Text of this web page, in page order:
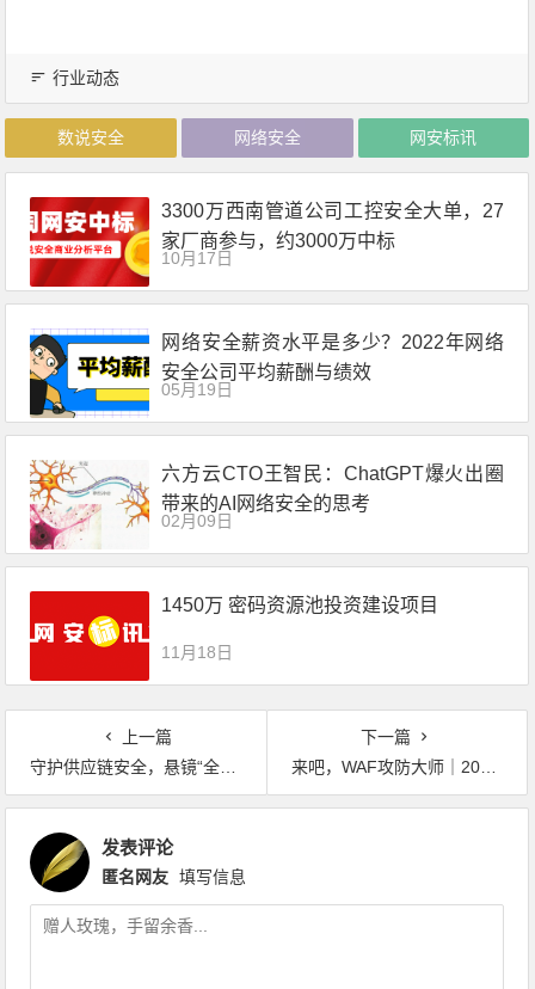
行业动态
数说安全 网络安全 网安标讯
3300万西南管道公司工控安全大单，27
家厂商参与，约3000万中标
10月17日
网络安全薪资水平是多少？2022年网络
安全公司平均薪酬与绩效
05月19日
六方云CTO王智民：ChatGPT爆火出圈
带来的AI网络安全的思考
02月09日
1450万 密码资源池投资建设项目
11月18日
上一篇
守护供应链安全，悬镜“全球首款企业级SCA技术”即将开源
下一篇
来吧，WAF攻防大师｜2021首届WAF攻防大师赛正式开放 实测_分，一探究竟
发表评论
匿名网友 填写信息